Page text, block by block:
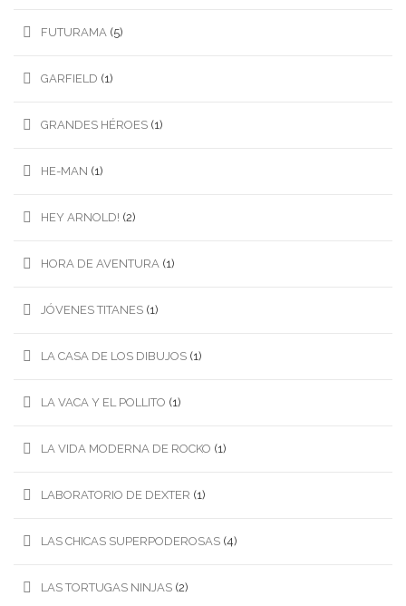
FUTURAMA (5)
GARFIELD (1)
GRANDES HÉROES (1)
HE-MAN (1)
HEY ARNOLD! (2)
HORA DE AVENTURA (1)
JÓVENES TITANES (1)
LA CASA DE LOS DIBUJOS (1)
LA VACA Y EL POLLITO (1)
LA VIDA MODERNA DE ROCKO (1)
LABORATORIO DE DEXTER (1)
LAS CHICAS SUPERPODEROSAS (4)
LAS TORTUGAS NINJAS (2)